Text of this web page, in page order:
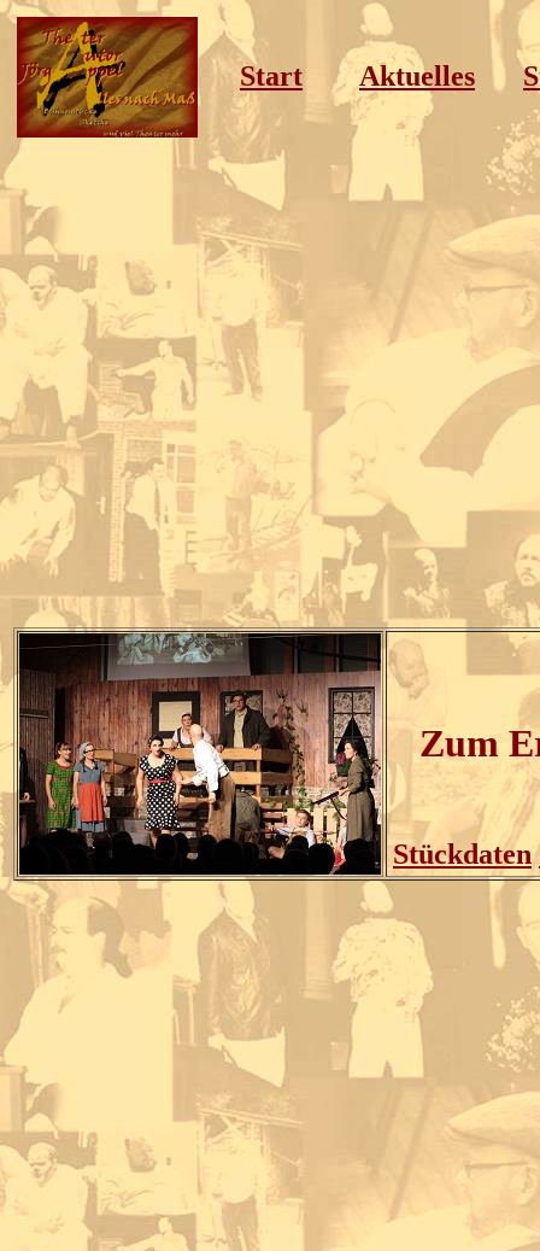
Start Aktuelles
Zum
Stückdaten